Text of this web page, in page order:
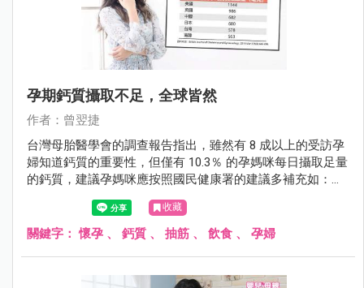
孕期鈣質攝取不足，全球皆然
作者：曾翌捷
台灣母胎醫學會的調查報告指出，雖然有 8 成以上的受訪孕
婦知道鈣質的重要性，但僅有 10.3％ 的孕媽咪每日攝取足量
的鈣質，建議孕媽咪應按照國民健康署的建議多補充如：低
脂牛乳、乳製品、豆腐、深綠色蔬菜等鈣質豐富的食物，以
滿足母胎的需求。。
收藏
關鍵字：懷孕 、 鈣質 、 抽筋 、 飲食 、 孕婦